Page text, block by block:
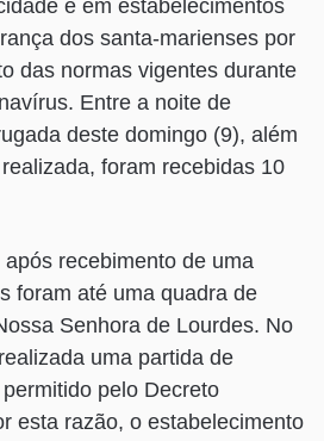
e em estabelecimentos
dos santa-marienses por
das normas vigentes durante
Entre a noite de
deste domingo (9), além
foram recebidas 10
recebimento de uma
foram até uma quadra de
Senhora de Lourdes. No
uma partida de
pelo Decreto
esta razão, o estabelecimento